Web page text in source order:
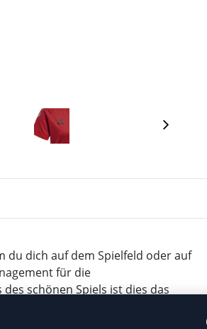
du dich auf dem Spielfeld oder auf
für die
schönen Spiels ist dies das